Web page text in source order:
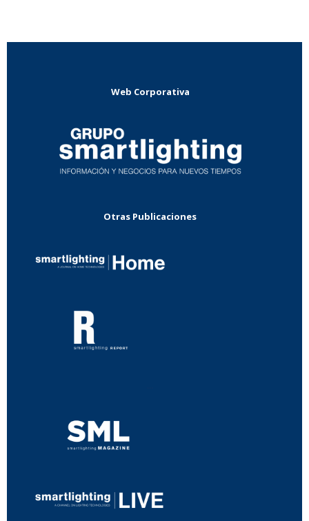
Web Corporativa
Otras Publicaciones